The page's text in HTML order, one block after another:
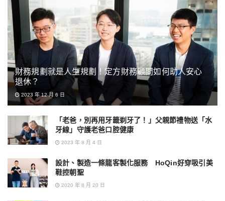
財務規劃就是人生規劃！定方財務顧問如何助人安心
退休？
2023 年 12 月 6 日
「老爸，別再用牙籤剃牙了！」父親節禮物送「水
牙線」守護老爸口腔健康
2023 年 8 月 4 日
設計、製造一條龍客製化服務 HoQin好穿吸引美
鞋控朝聖
2020 年 8 月 20 日